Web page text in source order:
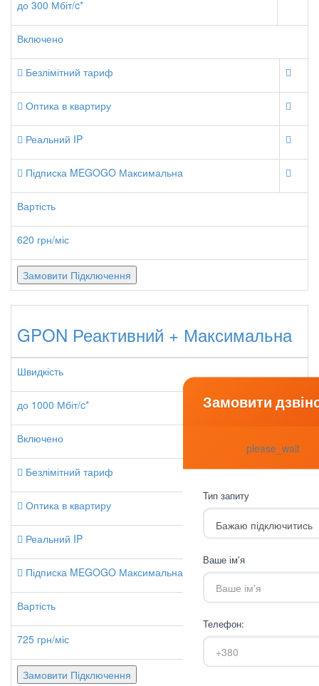
до 300 Мбіт/c*
Включено
Безлімітний тариф
Оптика в квартиру
Реальний IP
Підписка MEGOGO Максимальна
Вартість
620 грн/міс
Замовити Підключення
GPON Реактивний + Максимальна
Швидкість
до 1000 Мбіт/c*
Включено
Безлімітний тариф
Оптика в квартиру
Реальний IP
Підписка MEGOGO Максимальна
Вартість
725 грн/міс
Замовити Підключення
Замовити
please_wait
Тип запиту
Ваше ім'я
Телефон: